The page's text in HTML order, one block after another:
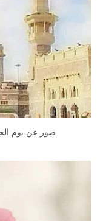
صور عن يوم